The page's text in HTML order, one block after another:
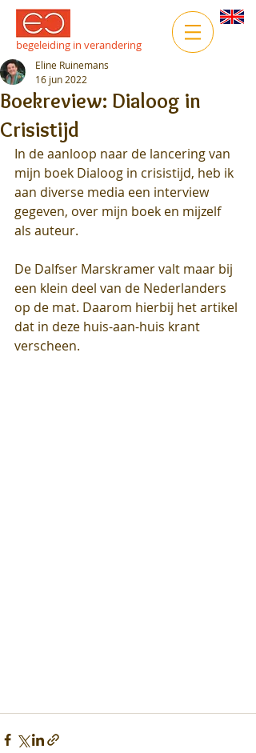
begeleiding in verandering
Boekreview: Dialoog in
Crisistijd
Eline Ruinemans
16 jun 2022
In de aanloop naar de lancering van
mijn boek Dialoog in crisistijd, heb ik
aan diverse media een interview
gegeven, over mijn boek en mijzelf
als auteur.
De Dalfser Marskramer valt maar bij
een klein deel van de Nederlanders
op de mat. Daarom hierbij het artikel
dat in deze huis-aan-huis krant
verscheen.